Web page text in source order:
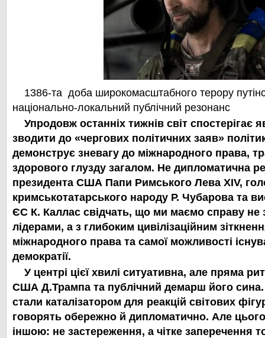
1386-та доба широкомасштабного терору
національно-локальний публічний резонанс
Упродовж останніх тижнів світ спостерігає
зводити до «чергових політичних заяв»
демонструє зневагу до міжнародного права,
здорового глузду загалом. Не дипломатична
президента США Папи Римського Лева XIV,
кримськотатарського народу Р. Чубарова та
ЄС К. Каллас свідчать, що ми маємо справу не
лідерами, а з глибоким цивілізаційним
міжнародного права та самої можливості
демократії.
У центрі цієї хвилі ситуативна, але пряма
США Д.Трампа та публічний демарш його сина.
стали каталізатором для реакцій світових
говорять обережно й дипломатично. Але цього
іншою: не застереження, а чітке заперечення